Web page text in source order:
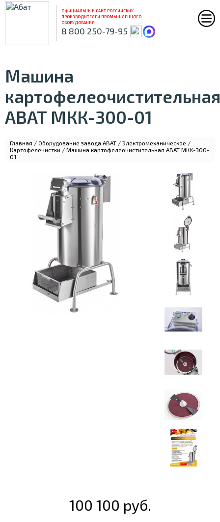
ОФИЦИАЛЬНЫЙ САЙТ РОССИЙСКИХ
ПРОИЗВОДИТЕЛЕЙ ПРОМЫШЛЕННОГО
ОБОРУДОВАНИЯ
8 800 250-79-95
Машина
картофелеочистительная
ABAT МКК-300-01
Главная / Оборудование завода ABAT / Электромеханическое /
Картофелечистки / Машина картофелеочистительная ABAT МКК-300-
01
100 100 руб.